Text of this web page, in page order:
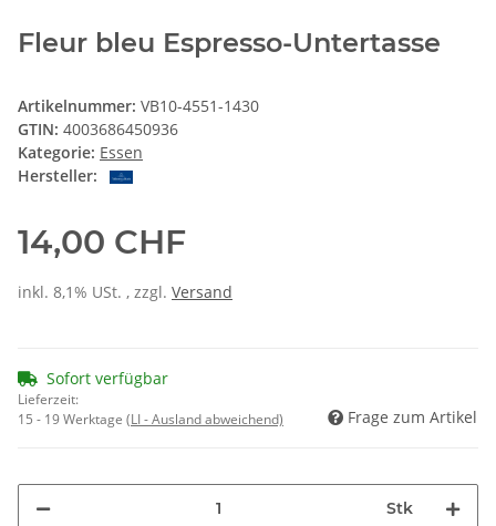
Fleur bleu Espresso-Untertasse
Artikelnummer: VB10-4551-1430
GTIN: 4003686450936
Kategorie: Essen
Hersteller:
14,00 CHF
inkl. 8,1% USt. , zzgl. Versand
Sofort verfügbar
Lieferzeit:
15 - 19 Werktage (LI - Ausland abweichend) Frage zum Artikel
Stk